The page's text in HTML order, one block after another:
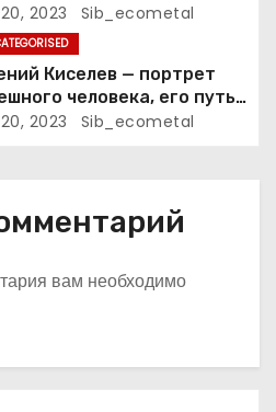
2023 Sib_ecometal
Киселев — портрет
человека, его путь
и личное счастье
2023 Sib_ecometal
вам необходимо